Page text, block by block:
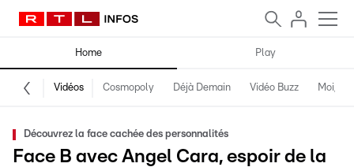
Home Play
Vidéos Cosmopoly Déjà Demain Vidéo Buzz Moi,
Découvrez la face cachée des personnalités
Face B avec Angel Cara, espoir de la